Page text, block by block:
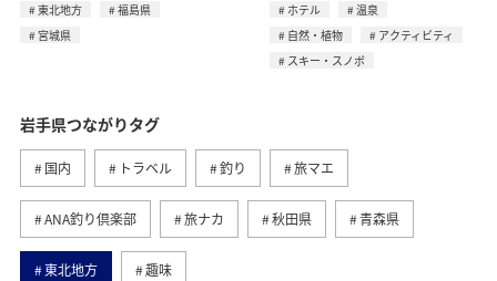
東北地方
福島県
宮城県
ホテル
温泉
自然・植物
アクティビティ
スキー・スノボ
岩手県つながりタグ
国内 トラベル 釣り 旅マエ
ANA釣り倶楽部 旅ナカ 秋田県 青森県
東北地方 趣味